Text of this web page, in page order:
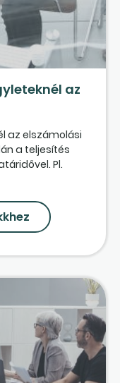
az
az elszámolási
a teljesítés
Pl.